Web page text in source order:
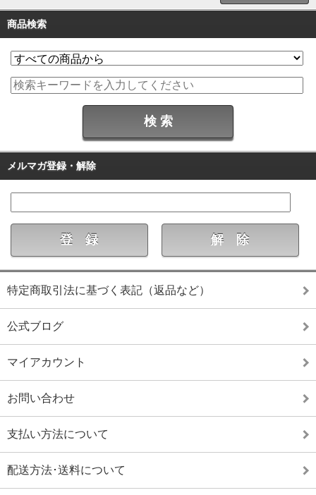
商品検索
メルマガ登録・解除
特定商取引法に基づく表記（返品など）
公式ブログ
マイアカウント
お問い合わせ
支払い方法について
配送方法･送料について